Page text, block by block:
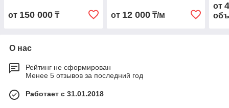
от 150 000 ₸ от 12 000₸/м
от
О нас
Рейтинг не сформирован
Менее 5 отзывов за последний год
Работает с 31.01.2018